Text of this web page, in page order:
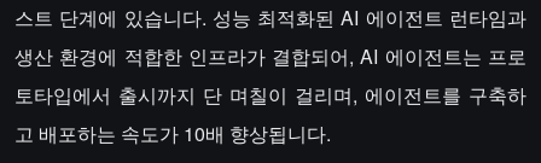
스트 단계에 있습니다. 성능 최적화된 AI 에이전트 런타임과
생산 환경에 적합한 인프라가 결합되어, AI 에이전트는 프로
토타입에서 출시까지 단 며칠이 걸리며, 에이전트를 구축하
고 배포하는 속도가 10배 향상됩니다.